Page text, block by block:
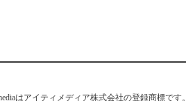
はアイティメディア株式会社の登録商標です。